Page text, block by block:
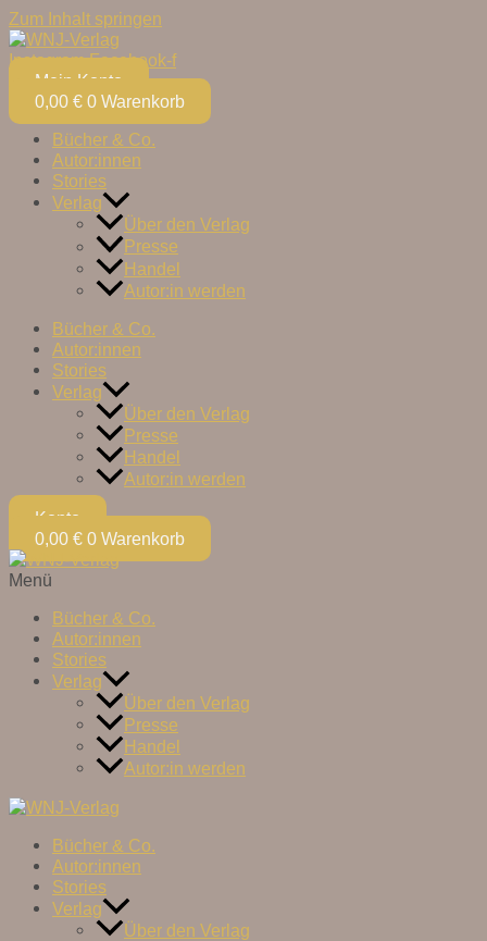
Zum Inhalt springen
Instagram Facebook-f
Mein Konto
0,00 € 0 Warenkorb
Bücher & Co.
Autor:innen
Stories
Verlag
Über den Verlag
Presse
Handel
Autor:in werden
Bücher & Co.
Autor:innen
Stories
Verlag
Über den Verlag
Presse
Handel
Autor:in werden
Konto
0,00 € 0 Warenkorb
Menü
Bücher & Co.
Autor:innen
Stories
Verlag
Über den Verlag
Presse
Handel
Autor:in werden
Bücher & Co.
Autor:innen
Stories
Verlag
Über den Verlag